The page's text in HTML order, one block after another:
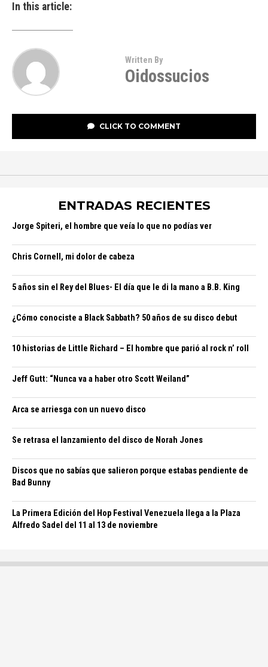
In this article:
Written By
Oidossucios
CLICK TO COMMENT
ENTRADAS RECIENTES
Jorge Spiteri, el hombre que veía lo que no podías ver
Chris Cornell, mi dolor de cabeza
5 años sin el Rey del Blues- El día que le di la mano a B.B. King
¿Cómo conociste a Black Sabbath? 50 años de su disco debut
10 historias de Little Richard – El hombre que parió al rock n’ roll
Jeff Gutt: “Nunca va a haber otro Scott Weiland”
Arca se arriesga con un nuevo disco
Se retrasa el lanzamiento del disco de Norah Jones
Discos que no sabías que salieron porque estabas pendiente de
Bad Bunny
La Primera Edición del Hop Festival Venezuela llega a la Plaza
Alfredo Sadel del 11 al 13 de noviembre